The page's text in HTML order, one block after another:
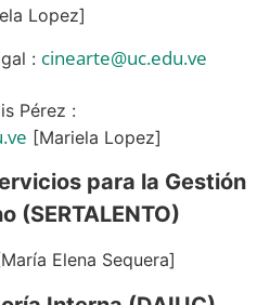
Lopez]
: cinearte@uc.edu.ve
Pérez :
[Mariela Lopez]
para la Gestión
(SERTALENTO)
Elena Sequera]